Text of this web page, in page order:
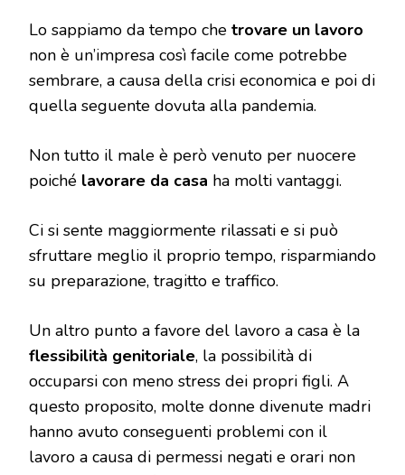
Lo sappiamo da tempo che trovare un lavoro
non è un’impresa così facile come potrebbe
sembrare, a causa della crisi economica e poi di
quella seguente dovuta alla pandemia.
Non tutto il male è però venuto per nuocere
poiché lavorare da casa ha molti vantaggi.
Ci si sente maggiormente rilassati e si può
sfruttare meglio il proprio tempo, risparmiando
su preparazione, tragitto e traffico.
Un altro punto a favore del lavoro a casa è la
flessibilità genitoriale, la possibilità di
occuparsi con meno stress dei propri figli. A
questo proposito, molte donne divenute madri
hanno avuto conseguenti problemi con il
lavoro a causa di permessi negati e orari non